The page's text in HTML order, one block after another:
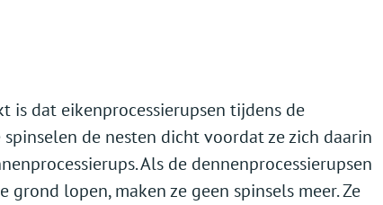
is dat eikenprocessierupsen tijdens de
de nesten dicht voordat ze zich daarin
Als de dennenprocessierupsen
lopen, maken ze geen spinsels meer. Ze